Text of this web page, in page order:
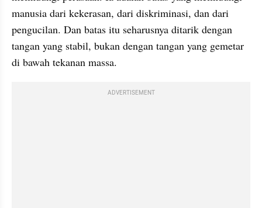
manusia dari kekerasan, dari diskriminasi, dan dari
pengucilan. Dan batas itu seharusnya ditarik dengan
tangan yang stabil, bukan dengan tangan yang gemetar
di bawah tekanan massa.
ADVERTISEMENT